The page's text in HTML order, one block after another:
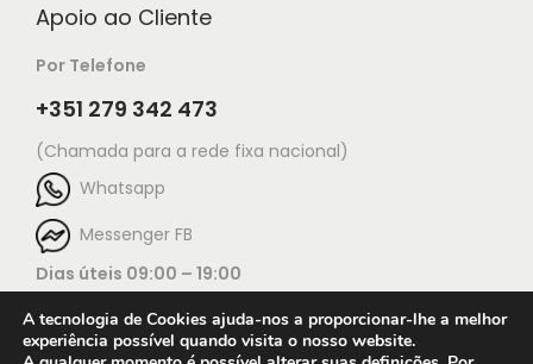
Apoio ao Cliente
Por Telefone
+351 279 342 473
(Chamada para a rede fixa nacional)
Whatsapp
Messenger FB
Dias úteis 09:00 – 19:00
A tecnologia de Cookies ajuda-nos a proporcionar-lhe a melhor
experiência possível quando visita o nosso website.